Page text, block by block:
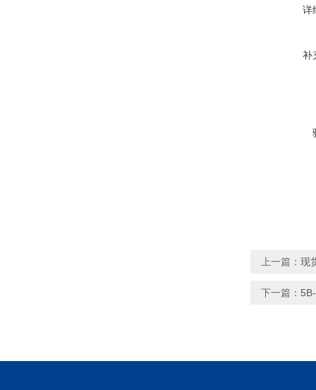
详
补
上一篇： 现
下一篇：